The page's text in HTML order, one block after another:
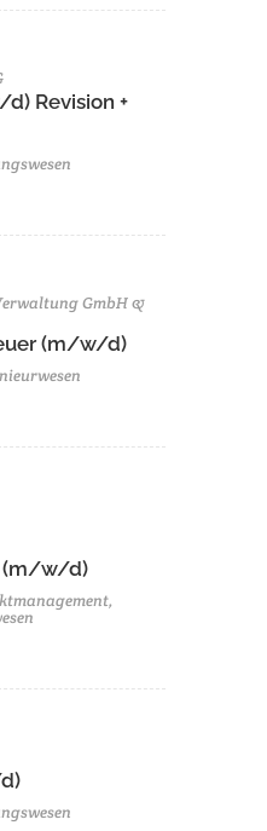
Revision +
GmbH &
(m/w/d)
(m/w/d)